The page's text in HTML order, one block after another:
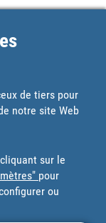
de tiers pour
notre site Web
sur le
pour
ou